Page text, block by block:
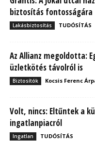
biztosítás fontosságára
Lakásbiztosítás TUDÓSÍTÁS
Az Allianz megoldotta:
üzletkötés távolról is
Biztosítók Kocsis Ferenc
Volt, nincs: Eltűntek a
ingatlanpiacról
Ingatlan TUDÓSÍTÁS